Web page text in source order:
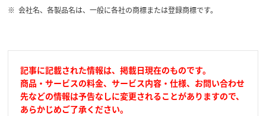
会社名、各製品名は、一般に各社の商標または登録商標です。
記事に記載された情報は、掲載日現在のものです。
商品・サービスの料金、サービス内容・仕様、お問い合わせ
先などの情報は予告なしに変更されることがありますので、
あらかじめご了承ください。